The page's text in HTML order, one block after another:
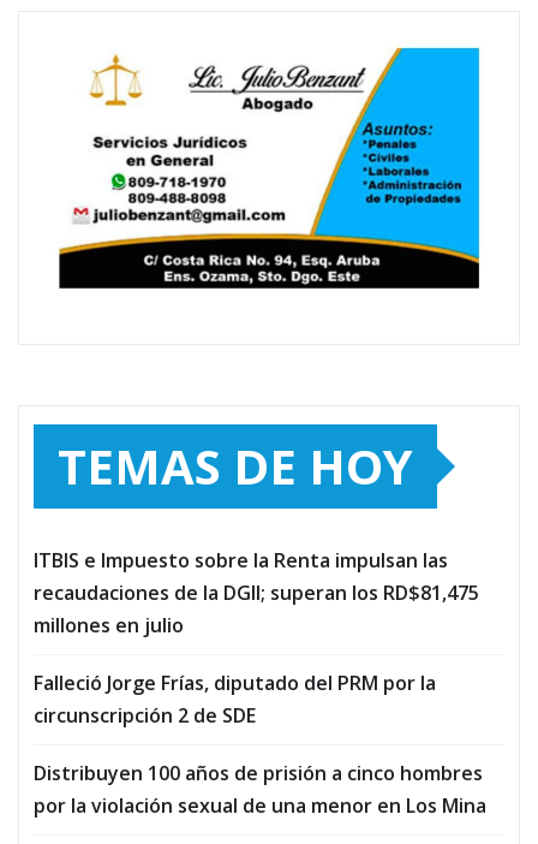
TEMAS DE HOY
ITBIS e Impuesto sobre la Renta impulsan las
recaudaciones de la DGII; superan los RD$81,475
millones en julio
Falleció Jorge Frías, diputado del PRM por la
circunscripción 2 de SDE
Distribuyen 100 años de prisión a cinco hombres
por la violación sexual de una menor en Los Mina